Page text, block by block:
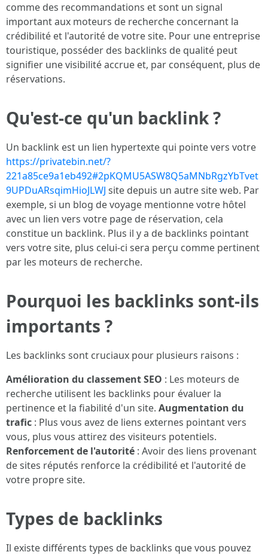
comme des recommandations et sont un signal
important aux moteurs de recherche concernant la
crédibilité et l'autorité de votre site. Pour une entreprise
touristique, posséder des backlinks de qualité peut
signifier une visibilité accrue et, par conséquent, plus de
réservations.
Qu'est-ce qu'un backlink ?
Un backlink est un lien hypertexte qui pointe vers votre
https://privatebin.net/?
221a85ce9a1eb492#2pKQMU5ASW8Q5aMNbRgzYbTvet
9UPDuARsqimHioJLWJ site depuis un autre site web. Par
exemple, si un blog de voyage mentionne votre hôtel
avec un lien vers votre page de réservation, cela
constitue un backlink. Plus il y a de backlinks pointant
vers votre site, plus celui-ci sera perçu comme pertinent
par les moteurs de recherche.
Pourquoi les backlinks sont-ils
importants ?
Les backlinks sont cruciaux pour plusieurs raisons :
Amélioration du classement SEO : Les moteurs de
recherche utilisent les backlinks pour évaluer la
pertinence et la fiabilité d'un site. Augmentation du
trafic : Plus vous avez de liens externes pointant vers
vous, plus vous attirez des visiteurs potentiels.
Renforcement de l'autorité : Avoir des liens provenant
de sites réputés renforce la crédibilité et l'autorité de
votre propre site.
Types de backlinks
Il existe différents types de backlinks que vous pouvez